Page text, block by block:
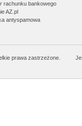
rachunku bankowego
AZ.pl
antyspamowa
prawa zastrzeżone.